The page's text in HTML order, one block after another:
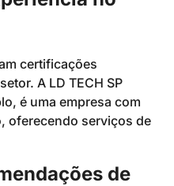
certificações
A LD TECH SP
é uma empresa com
oferecendo serviços de
de